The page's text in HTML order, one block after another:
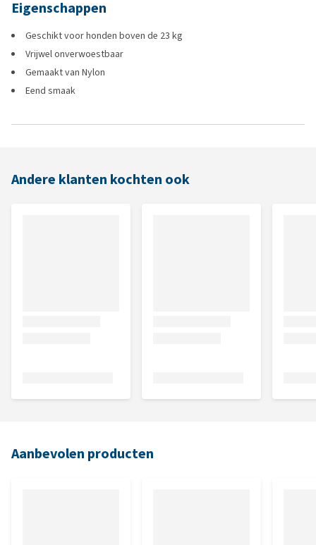
Eigenschappen
Geschikt voor honden boven de 23 kg
Vrijwel onverwoestbaar
Gemaakt van Nylon
Eend smaak
Andere klanten kochten ook
Aanbevolen producten